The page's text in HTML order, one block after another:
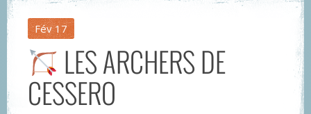
Fév 17
LES ARCHERS DE
CESSERO